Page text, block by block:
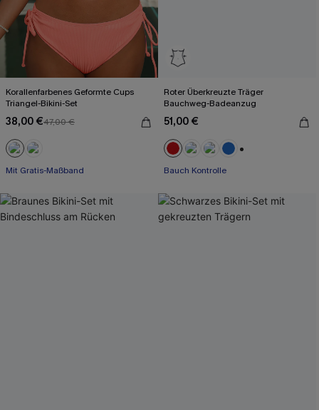
Korallenfarbenes Geformte Cups
Triangel-Bikini-Set
38,00 €47,00 €
Mit Gratis-Maßband
Roter Überkreuzte Träger
Bauchweg-Badeanzug
51,00 €
Bauch Kontrolle